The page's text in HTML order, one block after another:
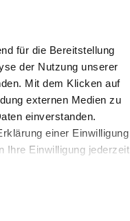
für die Bereitstellung
der Nutzung unserer
Mit dem Klicken auf
externen Medien zu
einverstanden.
einer Einwilligung
Ihre Einwilligung jederzeit